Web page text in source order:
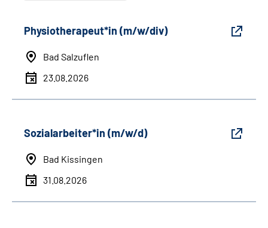
Physiotherapeut*in (m/w/div)
Bad Salzuflen
23.08.2026
Sozialarbeiter*in (m/w/d)
Bad Kissingen
31.08.2026